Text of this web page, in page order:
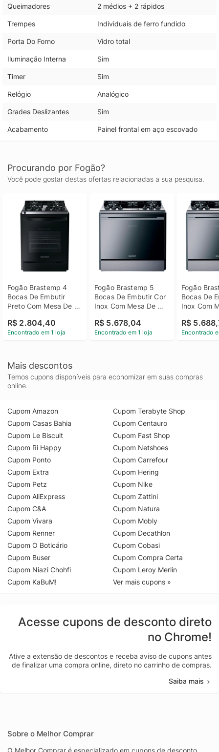
Queimadores 2 médios + 2 rápidos
Trempes Individuais de ferro fundido
Porta Do Forno Vidro total
Iluminação Interna Sim
Timer Sim
Relógio Analógico
Grades Deslizantes Sim
Acabamento Painel frontal em aço escovado
Procurando por Fogão?
Você pode gostar destas ofertas relacionadas a sua pesquisa.
Fogão Brastemp 4
Bocas De Embutir
Preto Com Mesa De
- Byo4xae Bivolt
R$ 2.804,40
Encontrado em 1 loja
Fogão Brastemp 5
Bocas De Embutir Cor
Inox Com Mesa De
Com
Autodesligamento -
R$ 5.678,04
Encontrado em 1 loja
Fogão
Bocas De
Inox Com
Com
R$
Encontrado
Mais descontos
Temos cupons disponíveis para economizar em suas compras
online.
Cupom Amazon
Cupom Casas Bahia
Cupom Le Biscuit
Cupom Ri Happy
Cupom Ponto
Cupom Extra
Cupom Petz
Cupom AliExpress
Cupom C&A
Cupom Vivara
Cupom Renner
Cupom O Boticário
Cupom Buser
Cupom Niazi Chohfi
Cupom KaBuM!
Cupom Terabyte Shop
Cupom Centauro
Cupom Fast Shop
Cupom Netshoes
Cupom Carrefour
Cupom Hering
Cupom Nike
Cupom Zattini
Cupom Natura
Cupom Mobly
Cupom Decathlon
Cupom Cobasi
Cupom Compra Certa
Cupom Leroy Merlin
Ver mais cupons »
Acesse cupons de desconto direto
no Chrome!
Ative a extensão de descontos e receba aviso de cupons antes
de finalizar uma compra online, direto no carrinho de compras.
Saiba mais
Sobre o Melhor Comprar
O Melhor Comprar é especializado em cupons de desconto,